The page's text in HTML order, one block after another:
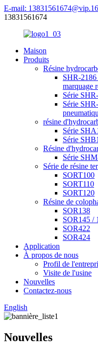
E-mail:
13831561674
Maison
Produits
Résine
SHR-2186
marquage
Série
Série
résine
Série
Série
Résine
Série
Série de résine
SORT100
SORT110
SORT120
Résine de
SOR138
SOR145 /
SOR422
SOR424
Application
À propos de nous
Profil de
Visite de l'usine
Nouvelles
Contactez-nous
English
Nouvelles